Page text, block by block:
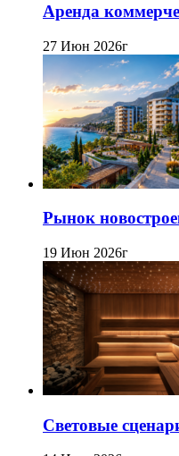
Аренда
27 Июн 2026г
Рынок
19 Июн 2026г
Световые